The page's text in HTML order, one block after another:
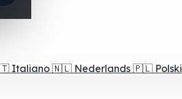
Italiano 🇳🇱 Nederlands 🇵🇱 Polski